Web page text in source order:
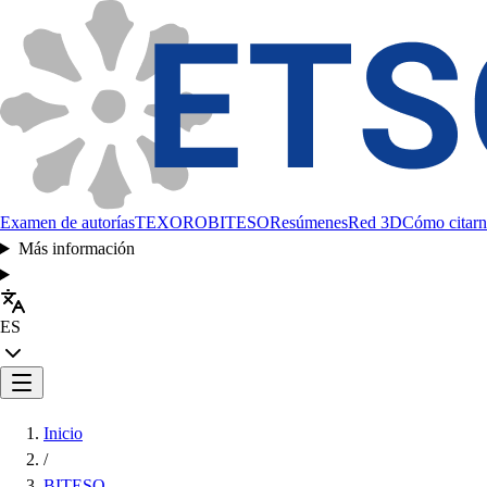
Examen de autoríasTEXOROBITESOResúmenesRed 3DCómo
Más información
ES
Inicio
/